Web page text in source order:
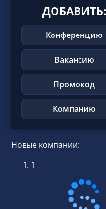
ДОБАВИТЬ:
Конференцию
Вакансию
Промокод
Компанию
Новые компании:
1